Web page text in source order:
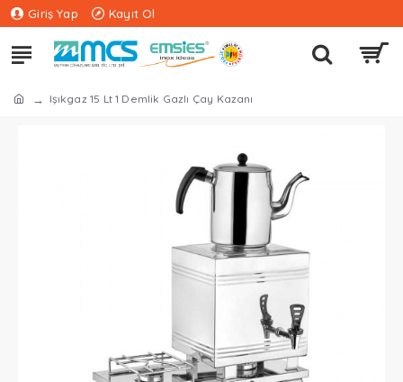
Giriş Yap Kayıt Ol
Işıkgaz 15 Lt 1 Demlik Gazlı Çay Kazanı